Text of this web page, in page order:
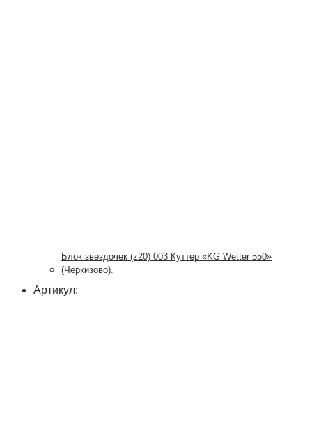
Блок звездочек (z20) 003 Куттер «KG Wetter 550»
(Черкизово).
Артикул: